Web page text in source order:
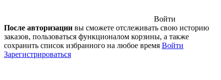
Войти
После авторизации вы сможете отслеживать свою историю
заказов, пользоваться функционалом корзины, а также
сохранить список избранного на любое время Войти
Зарегистрироваться